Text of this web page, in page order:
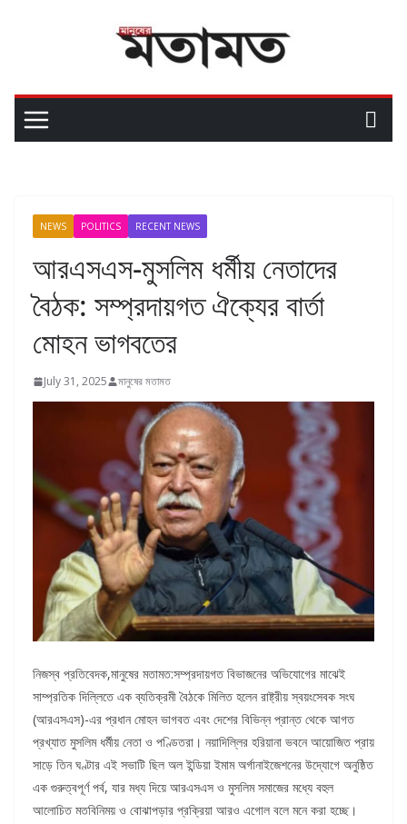
NEWS POLITICS RECENT NEWS
আরএসএস-মুসলিম ধর্মীয় নেতাদের
বৈঠক: সম্প্রদায়গত ঐক্যের বার্তা
মোহন ভাগবতের
July 31, 2025 মানুষের মতামত
নিজস্ব প্রতিবেদক,মানুষের মতামত:সম্প্রদায়গত বিভাজনের অভিযোগের মাঝেই
সাম্প্রতিক দিল্লিতে এক ব্যতিক্রমী বৈঠকে মিলিত হলেন রাষ্ট্রীয় স্বয়ংসেবক সংঘ
(আরএসএস)-এর প্রধান মোহন ভাগবত এবং দেশের বিভিন্ন প্রান্ত থেকে আগত
প্রখ্যাত মুসলিম ধর্মীয় নেতা ও পণ্ডিতরা। নয়াদিল্লির হরিয়ানা ভবনে আয়োজিত প্রায়
সাড়ে তিন ঘণ্টার এই সভাটি ছিল অল ইন্ডিয়া ইমাম অর্গানাইজেশনের উদ্যোগে অনুষ্ঠিত
এক গুরুত্বপূর্ণ পর্ব, যার মধ্য দিয়ে আরএসএস ও মুসলিম সমাজের মধ্যে বহুল
আলোচিত মতবিনিময় ও বোঝাপড়ার প্রক্রিয়া আরও এগোল বলে মনে করা হচ্ছে।